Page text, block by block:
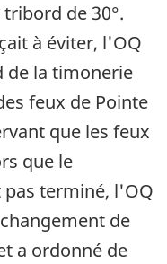
de 30°.
à éviter, l'OQ
de la timonerie
feux de Pointe
que les feux
que le
terminé, l'OQ
de
a ordonné de